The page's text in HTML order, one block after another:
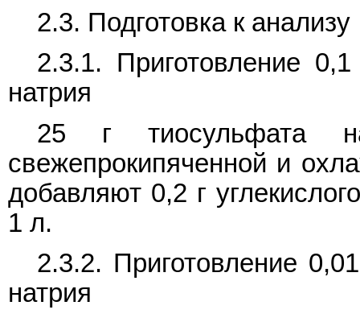
2.3. Подготовка к анализу
2.3.1. Приготовление 0,1
натрия
25 г тиосульфата
свежепрокипяченной и
добавляют 0,2 г
1 л.
2.3.2. Приготовление
натрия